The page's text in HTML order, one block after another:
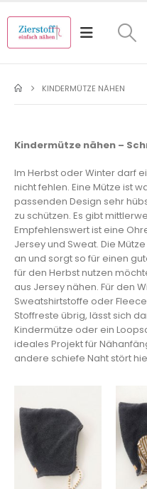
KINDERMÜTZE NÄHEN
Kindermütze nähen –
Im Herbst oder Winter darf
nicht fehlen. Eine Mütze ist
passenden Design sehr
zu schützen. Es gibt
Empfehlenswert ist eine
Jersey und Sweat. Die
an und sorgt so für einen
für den Herbst nutzen
aus Jersey nähen. Für den
Sweatshirtstoffe oder
Stoffreste übrig, lässt sich
Kindermütze oder ein
ideales Projekt für
andere schiefe Naht stört